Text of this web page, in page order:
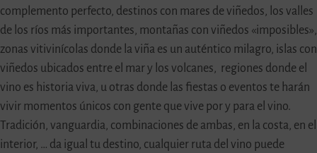
complemento perfecto, destinos con mares de viñedos, los valles
de los ríos más importantes, montañas con viñedos «imposibles»,
zonas vitivinícolas donde la viña es un auténtico milagro, islas con
viñedos ubicados entre el mar y los volcanes, regiones donde el
vino es historia viva, u otras donde las fiestas o eventos te harán
vivir momentos únicos con gente que vive por y para el vino.
Tradición, vanguardia, combinaciones de ambas, en la costa, en el
interior, … da igual tu destino, cualquier ruta del vino puede